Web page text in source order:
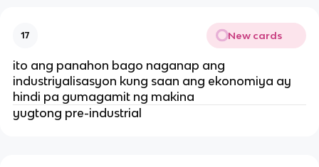
17 New cards
ito ang panahon bago naganap ang
industriyalisasyon kung saan ang ekonomiya ay
hindi pa gumagamit ng makina
yugtong pre-industrial